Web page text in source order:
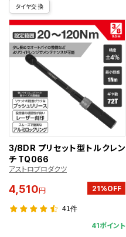
タイヤ交換
3/8DR プリセット型トルクレン
チ TQ066
アストロプロダクツ
4,510円 21%OFF
41件
41ポイント